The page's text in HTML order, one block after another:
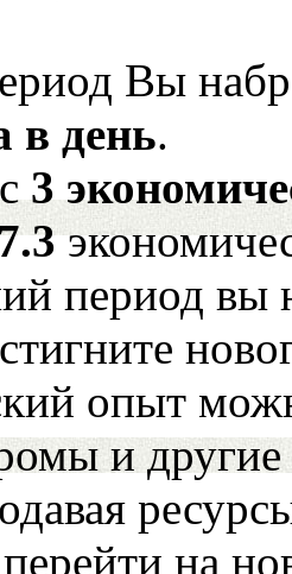
Вы
в день.
3
период вы
опыт
и другие
на